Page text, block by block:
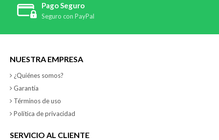
Pago Seguro
Seguro con PayPal
NUESTRA EMPRESA
¿Quiénes somos?
Garantía
Términos de uso
Política de privacidad
SERVICIO AL CLIENTE